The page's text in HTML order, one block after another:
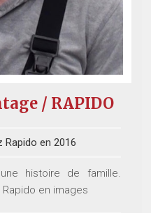
/ RAPIDO
Rapido en 2016
histoire de famille.
en images